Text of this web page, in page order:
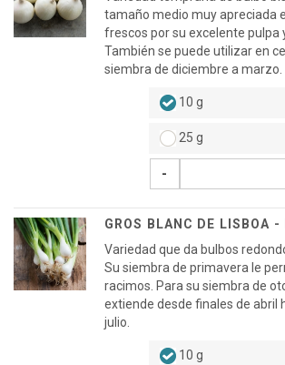
tamaño medio muy apreciada
frescos por su excelente pulpa
También se puede utilizar en
siembra de diciembre a marzo.
10 g
25 g
-
GROS BLANC DE LISBOA -
Variedad que da bulbos
Su siembra de primavera le
racimos. Para su siembra de
extiende desde finales de abril
julio.
10 g